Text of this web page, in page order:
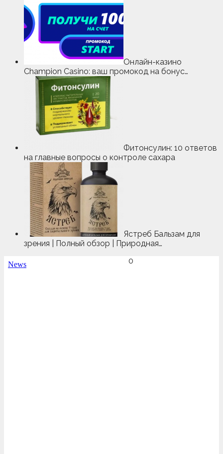
Онлайн-казино
Champion Casino: ваш промокод на бонус…
Фитонсулин: 10 ответов
на главные вопросы о контроле сахара
Ястреб Бальзам для
зрения | Полный обзор | Природная…
0